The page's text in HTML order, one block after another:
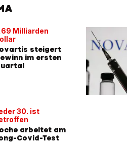
Milliarden
steigert
im ersten
30. ist
arbeitet am
Covid-Test